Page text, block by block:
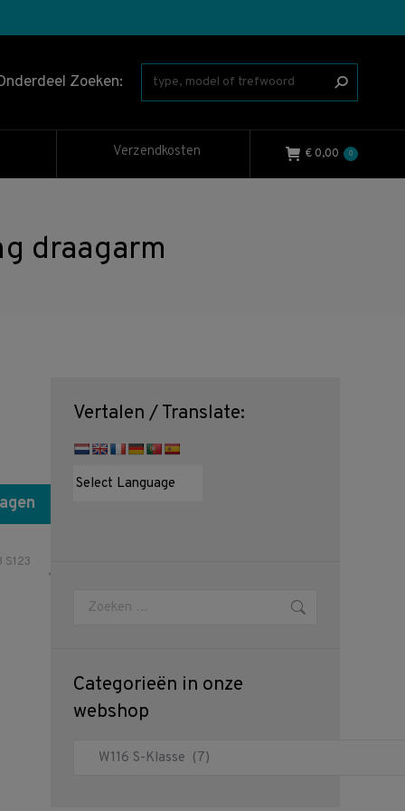
Zoeken:
Verzendkosten € 0,00 0
draagarm
S123
Vertalen / Translate:
Zoeken:
Categorieën in onze
webshop